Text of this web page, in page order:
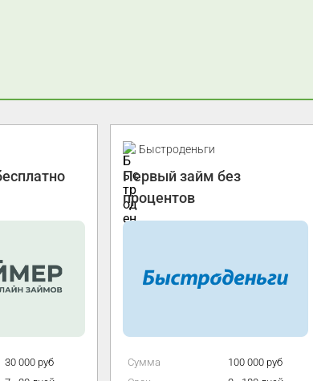
30 000 руб
Быстроденьги
Первый займ без
процентов
Сумма
100 000 руб